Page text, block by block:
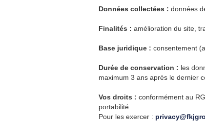
Données collectées : données
Finalités : amélioration du site,
Base juridique : consentement
Durée de conservation : les
maximum 3 ans après le dernier
Vos droits : conformément au
portabilité.
Pour les exercer :